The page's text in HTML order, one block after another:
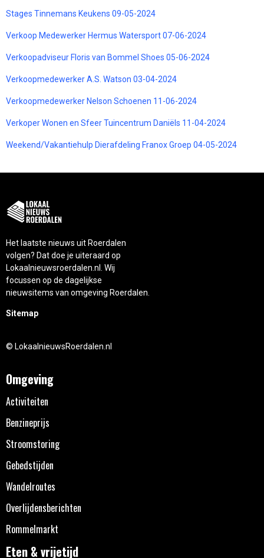
Stages Tinnemans Keukens 09-05-2024
Verkoop Medewerker Hermus Watersport 07-06-2024
Verkoopadviseur Floris van Bommel Shoes 05-06-2024
Verkoopmedewerker A.S. Watson 03-04-2024
Verkoopmedewerker Nelson Schoenen 11-06-2024
Verkoper Wonen en Sfeer Tuincentrum Daniëls 11-04-2024
Weekend/Vakantiehulp Dierafdeling Franox Groep 04-05-2024
Het laatste nieuws uit Roerdalen
volgen? Dat doe je uiteraard op
Lokaalnieuwsroerdalen.nl. Wij
focussen op de dagelijkse
nieuwsitems van omgeving Roerdalen.
Sitemap
© LokaalnieuwsRoerdalen.nl
Omgeving
Activiteiten
Benzineprijs
Stroomstoring
Gebedstijden
Wandelroutes
Overlijdensberichten
Rommelmarkt
Eten & vrijetijd